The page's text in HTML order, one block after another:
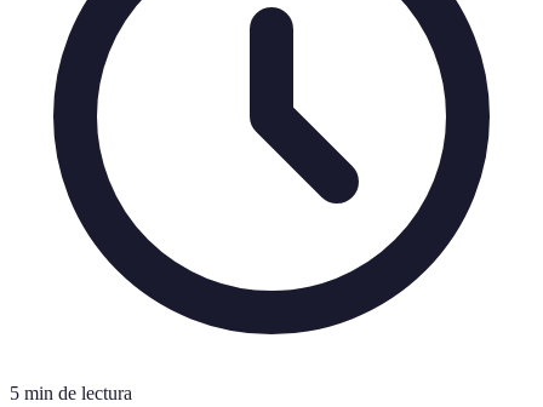
5 min de lectura